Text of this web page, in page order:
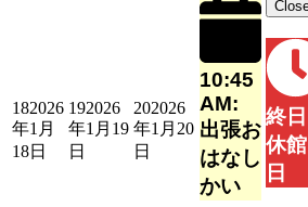
182026
年1月
18日
192026
年1月19
日
202026
年1月20
日
10:45
AM:
出張お
はなし
かい
終
休館
日